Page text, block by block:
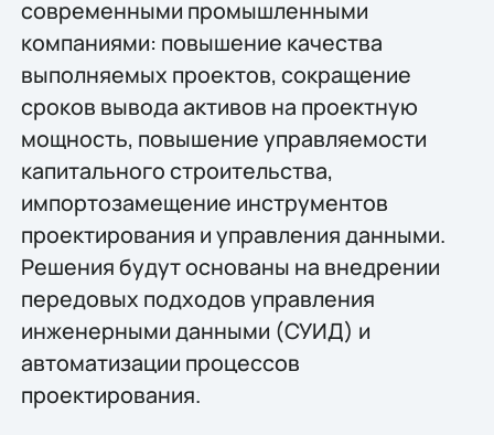
современными промышленными
компаниями: повышение качества
выполняемых проектов, сокращение
сроков вывода активов на проектную
мощность, повышение управляемости
капитального строительства,
импортозамещение инструментов
проектирования и управления данными.
Решения будут основаны на внедрении
передовых подходов управления
инженерными данными (СУИД) и
автоматизации процессов
проектирования.